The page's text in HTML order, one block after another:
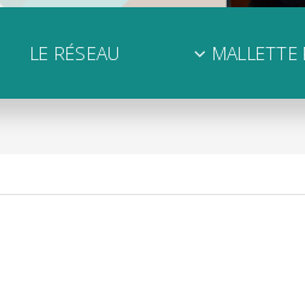
LE RÉSEAU